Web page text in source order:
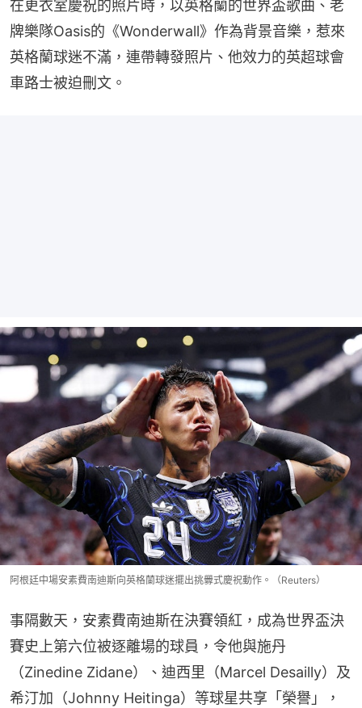
在更衣室慶祝的照片時，以英格蘭的世界盃歌曲、老
牌樂隊Oasis的《Wonderwall》作為背景音樂，惹來
英格蘭球迷不滿，連帶轉發照片、他效力的英超球會
車路士被迫刪文。
阿根廷中場安素費南迪斯向英格蘭球迷擺出挑釁式慶祝動作。（Reuters）
事隔數天，安素費南迪斯在決賽領紅，成為世界盃決
賽史上第六位被逐離場的球員，令他與施丹
（Zinedine Zidane）、迪西里（Marcel Desailly）及
希汀加（Johnny Heitinga）等球星共享「榮譽」，